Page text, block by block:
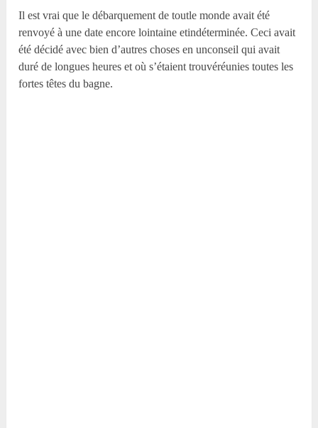
Il est vrai que le débarquement de toutle monde avait été
renvoyé à une date encore lointaine etindéterminée. Ceci avait
été décidé avec bien d’autres choses en unconseil qui avait
duré de longues heures et où s’étaient trouvéréunies toutes les
fortes têtes du bagne.